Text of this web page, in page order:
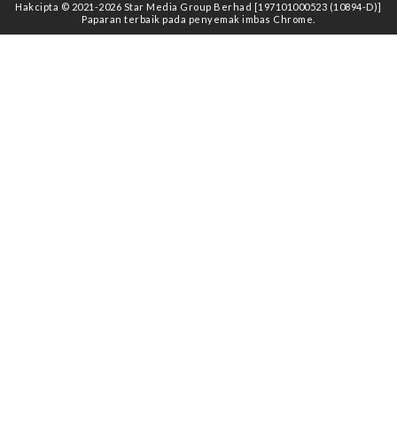
Hakcipta © 2021 -2026 Star Media Group Berhad [197101000523 (10894-D)]
Paparan terbaik pada penyemak imbas Chrome.